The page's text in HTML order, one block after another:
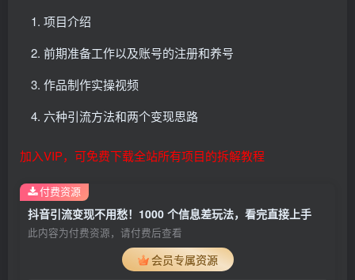
项目介绍
前期准备工作以及账号的注册和养号
作品制作实操视频
六种引流方法和两个变现思路
加入VIP，可免费下载全站所有项目的拆解教程
抖音引流变现不用愁！1000 个信息差玩法，看完直接上手
此内容为付费资源，请付费后查看
会员专属资源
付费资源